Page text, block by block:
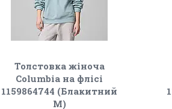
Толстовка жіноча
Columbia на флісі
1159864744 (Блакитний
M)